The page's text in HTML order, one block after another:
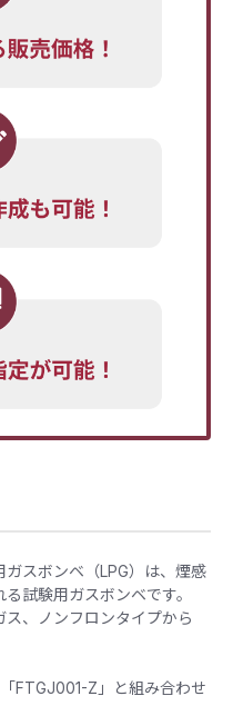
スボンベ（LPG）は、煙感
試験用ガスボンベです。
、ノンフロンタイプから
FTGJ001-Z」と組み合わせ